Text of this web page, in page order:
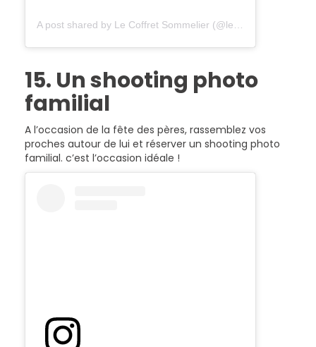
15. Un shooting photo
familial
A l’occasion de la fête des pères, rassemblez vos
proches autour de lui et réserver un shooting photo
familial. c’est l’occasion idéale !